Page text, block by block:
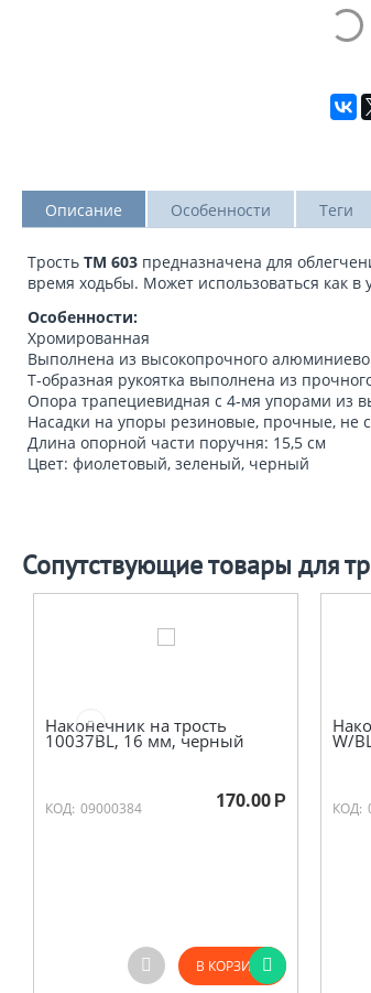
Описание Особенности Теги
Трость ТМ 603 предназначена для
время ходьбы. Может использоваться как
Особенности:
Хромированная
Выполнена из высокопрочного
Т-образная рукоятка выполнена из
Опора трапециевидная с 4-мя упорами из
Насадки на упоры резиновые, прочные, не
Длина опорной части поручня: 15,5 см
Цвет: фиолетовый, зеленый, черный
Сопутствующие товары для
Наконечник на трость
10037BL, 16 мм, черный
КОД: 09000384 170.00 Р
В КОРЗИНУ
W/
КОД: